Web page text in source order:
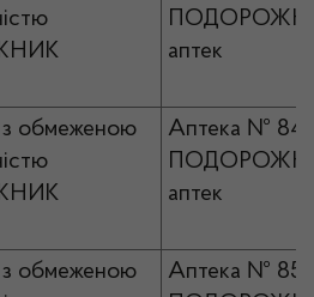
аптек
з обмеженою
Аптека № 84
аптек
з обмеженою
Аптека № 85